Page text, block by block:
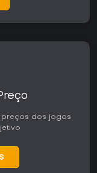
quem
e sistemas de
licenciados, no
uma boa
dos jogos